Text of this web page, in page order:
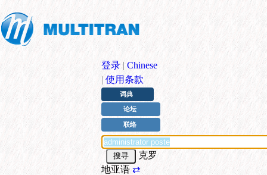
登录 | Chinese
| 使用条款
词典
论坛
联络
克罗
地亚语 ⇄